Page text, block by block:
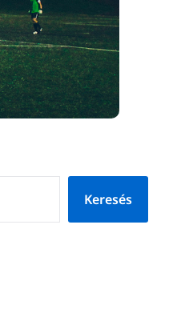
Keresés